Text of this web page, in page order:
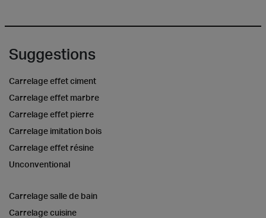
Suggestions
Carrelage effet ciment
Carrelage effet marbre
Carrelage effet pierre
Carrelage imitation bois
Carrelage effet résine
Unconventional
Carrelage salle de bain
Carrelage cuisine